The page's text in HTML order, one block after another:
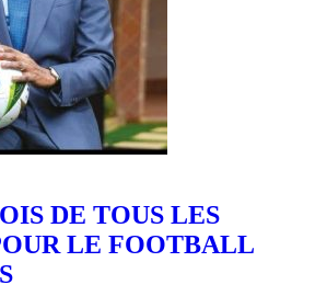
DE TOUS LES
LE FOOTBALL